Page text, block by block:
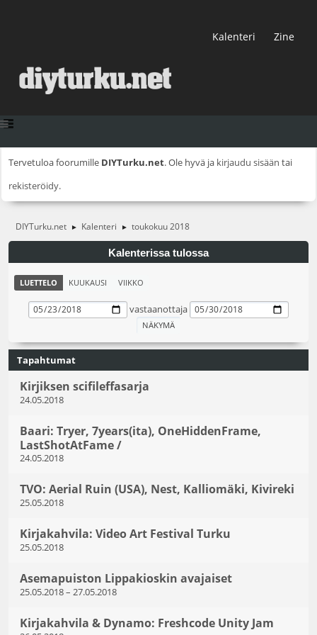
Kalenteri Zine
Tervetuloa foorumille DIYTurku.net. Ole hyvä ja kirjaudu sisään tai
rekisteröidy.
DIYTurku.net ► Kalenteri ► toukokuu 2018
Kalenterissa tulossa
LUETTELO KUUKAUSI VIIKKO
vastaanottaja
Tapahtumat
Kirjiksen scifileffasarja
24.05.2018
Baari: Tryer, 7years(ita), OneHiddenFrame,
LastShotAtFame /
24.05.2018
TVO: Aerial Ruin (USA), Nest, Kalliomäki, Kivireki
25.05.2018
Kirjakahvila: Video Art Festival Turku
25.05.2018
Asemapuiston Lippakioskin avajaiset
25.05.2018– 27.05.2018
Kirjakahvila & Dynamo: Freshcode Unity Jam